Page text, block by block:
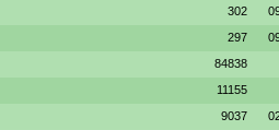
302
297
84838
11155
9037